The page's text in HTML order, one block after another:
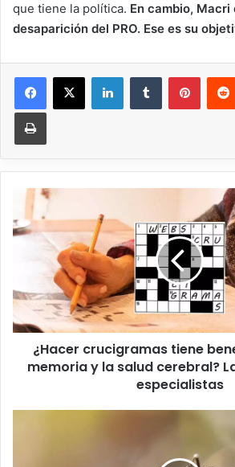
que tiene la política. En cambio,
desaparición del PRO. Ese es su
¿Hacer crucigramas tiene
memoria y la salud cerebral?
especialistas